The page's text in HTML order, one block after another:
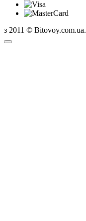
з 2011 © Bitovoy.com.ua.